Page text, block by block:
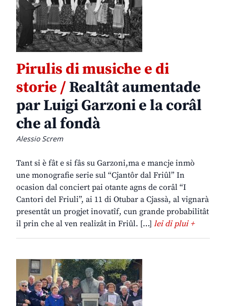
Pirulis di musiche e di
storie /Realtât aumentade
par Luigi Garzoni e la corâl
che al fondà
Alessio Screm
Tant si è fât e si fâs su Garzoni,ma e mancje inmò
une monografie serie sul “Cjantôr dal Friûl” In
ocasion dal conciert pai otante agns de corâl “I
Cantori del Friuli”, ai 11 di Otubar a Cjassà, al vignarà
presentât un progjet inovatîf, cun grande probabilitât
il prin che al ven realizât in Friûl. […] lei di plui +